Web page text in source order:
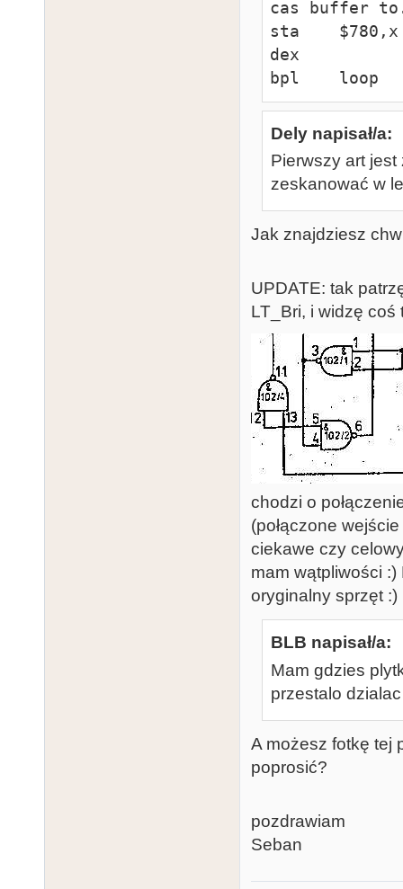
cas buffer
sta
dex
bpl    loop
Dely napisał/a:
Pierwszy art
zeskanować w
Jak znajdziesz
UPDATE: tak
LT_Bri, i widzę coś
chodzi o
(połączone
ciekawe czy
mam wątpliwości
oryginalny sprzęt :)
BLB napisał/a:
Mam gdzies
przestalo
A możesz fotkę tej
poprosić?
pozdrawiam
Seban